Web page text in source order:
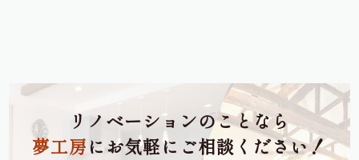
リノベーションのことなら
夢工房にお気軽にご相談ください！